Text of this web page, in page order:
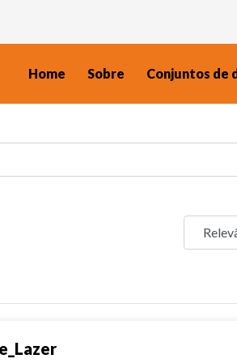
Home Sobre Conjuntos de